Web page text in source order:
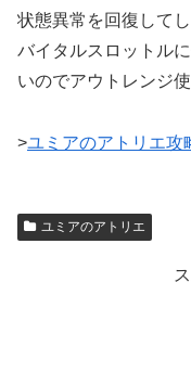
状態異常を回復して
バイタルスロットル
いのでアウトレンジ
>ユミアのアトリエ攻
ユミアのアトリエ